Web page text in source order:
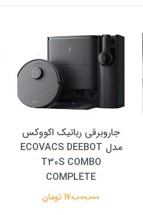
جاروبرقی رباتیک اکووکس
مدل ECOVACS DEEBOT
T30S COMBO
COMPLETE
170,000,000 تومان